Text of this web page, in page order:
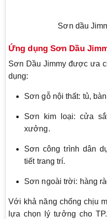
Sơn dầu
Ứng dụng Sơn Dầu
Sơn Dầu Jimmy được ưa
dụng:
Sơn gỗ nội thất: tủ,
Sơn kim loại: cửa
xưởng.
Sơn công trình dân
tiết trang trí.
Sơn ngoài trời: hàng
Với khả năng chống chịu
lựa chọn lý tưởng cho